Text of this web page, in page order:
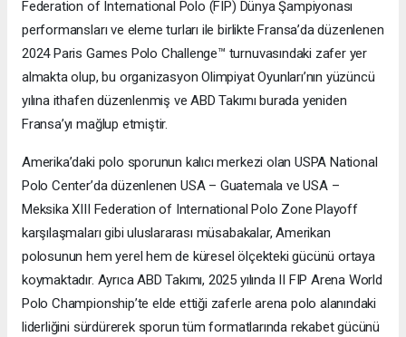
Federation of International Polo (FIP) Dünya Şampiyonası
performansları ve eleme turları ile birlikte Fransa’da düzenlenen
2024 Paris Games Polo Challenge™ turnuvasındaki zafer yer
almakta olup, bu organizasyon Olimpiyat Oyunları’nın yüzüncü
yılına ithafen düzenlenmiş ve ABD Takımı burada yeniden
Fransa’yı mağlup etmiştir.
Amerika’daki polo sporunun kalıcı merkezi olan USPA National
Polo Center’da düzenlenen USA – Guatemala ve USA –
Meksika XIII Federation of International Polo Zone Playoff
karşılaşmaları gibi uluslararası müsabakalar, Amerikan
polosunun hem yerel hem de küresel ölçekteki gücünü ortaya
koymaktadır. Ayrıca ABD Takımı, 2025 yılında II FIP Arena World
Polo Championship’te elde ettiği zaferle arena polo alanındaki
liderliğini sürdürerek sporun tüm formatlarında rekabet gücünü